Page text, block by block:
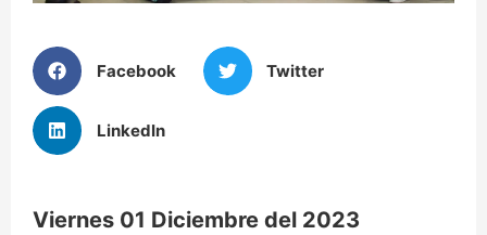
Facebook Twitter
LinkedIn
Viernes 01 Diciembre del 2023